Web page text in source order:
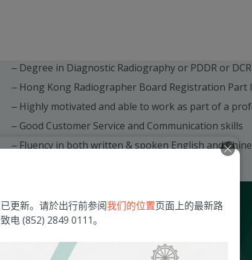
Degree in Diagnostic Radiography or PDDR or
Hong Kong Radiographer Board Registration Part
Highly motivated and able to work as part of a
Good Customer Service and Communication skills
Fluency in both written & spoken English and
更新。请於出行前参阅我们的位置页面上的最新路
电 (852) 2849 0111。